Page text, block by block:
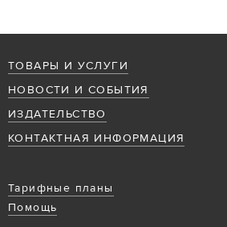
ТОВАРЫ И УСЛУГИ
НОВОСТИ И СОБЫТИЯ
ИЗДАТЕЛЬСТВО
КОНТАКТНАЯ ИНФОРМАЦИЯ
Тарифные планы
Помощь